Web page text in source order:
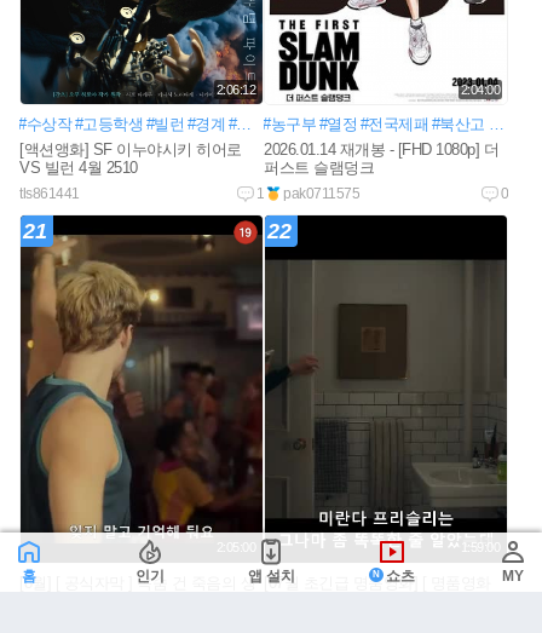
2:06:12
#수상작 #고등학생 #빌런 #경계 #히어로 #격투#고교생 #추락사고#기계몸
[액션앵화] SF 이누야시키 히어로
VS 빌런 4월 2510
tls861441 1
2:04:00
#농구부 #열정 #전국제패 #북산고 #송태섭
2026.01.14 재개봉 - [FHD 1080p] 더
퍼스트 슬램덩크
pak0711575 0
21
2:05:00
[8월] [ 공식자막 ] 목숨 건 죽음의 생
22
1:59:00
[07월 초긴급 명품영화] [ 명품영화
홈 인기 앱 설치 쇼츠 MY